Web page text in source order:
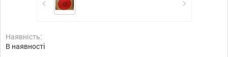
Наявність:
В наявності